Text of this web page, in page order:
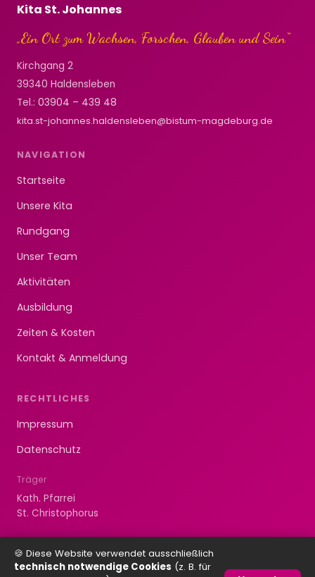
Kita St. Johannes
„Ein Ort zum Wachsen, Forschen, Glauben und Sein“
Kirchgang 2
39340 Haldensleben
Tel.: 03904 – 439 48
kita.st-johannes.haldensleben@bistum-magdeburg.de
NAVIGATION
Startseite
Unsere Kita
Rundgang
Unser Team
Aktivitäten
Ausbildung
Zeiten & Kosten
Kontakt & Anmeldung
RECHTLICHES
Impressum
Datenschutz
Träger
Kath. Pfarrei
St. Christophorus
🍪 Diese Website verwendet ausschließlich
technisch notwendige Cookies (z. B. für